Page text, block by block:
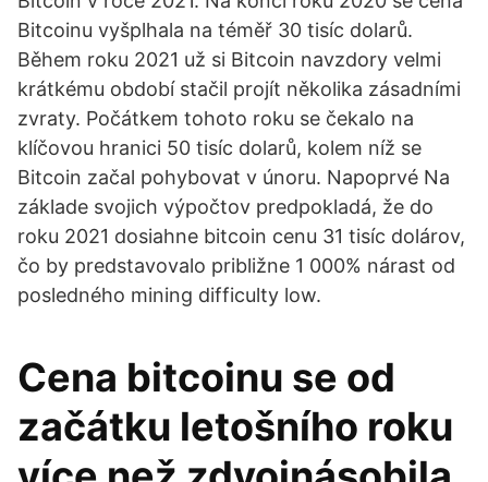
Bitcoinu vyšplhala na téměř 30 tisíc dolarů.
Během roku 2021 už si Bitcoin navzdory velmi
krátkému období stačil projít několika zásadními
zvraty. Počátkem tohoto roku se čekalo na
klíčovou hranici 50 tisíc dolarů, kolem níž se
Bitcoin začal pohybovat v únoru. Napoprvé Na
základe svojich výpočtov predpokladá, že do
roku 2021 dosiahne bitcoin cenu 31 tisíc dolárov,
čo by predstavovalo približne 1 000% nárast od
posledného mining difficulty low.
Cena bitcoinu se od
začátku letošního roku